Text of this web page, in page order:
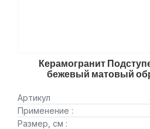
Керамогранит
бежевый матовый
Артикул
Применение :
Размер, см :